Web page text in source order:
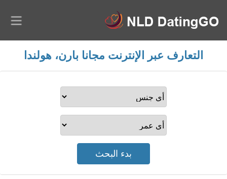
التعارف عبر الإنترنت مجانا بارن، هولندا